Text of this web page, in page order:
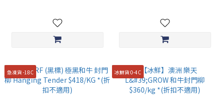
急凍貨 -18C 冰鮮貨 0-4C